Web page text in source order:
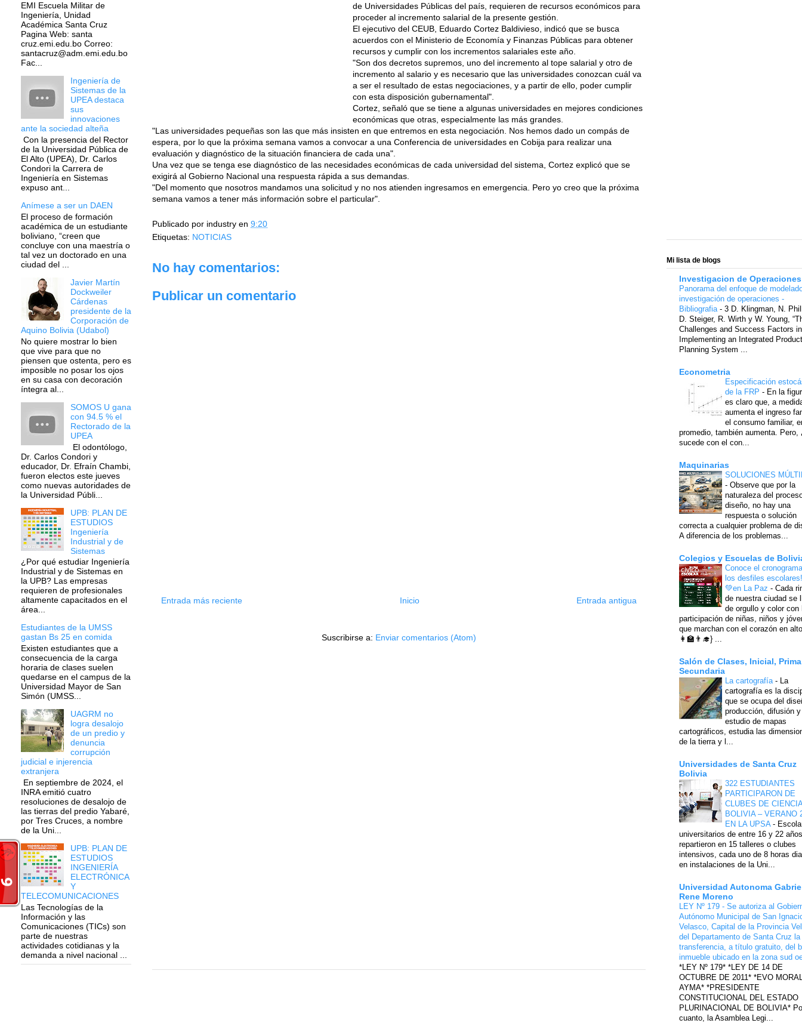
de Universidades Públicas del país, requieren de recursos económicos para
proceder al incremento salarial de la presente gestión.
El ejecutivo del CEUB, Eduardo Cortez Baldivieso, indicó que se busca
acuerdos con el Ministerio de Economía y Finanzas Públicas para obtener
recursos y cumplir con los incrementos salariales este año.
"Son dos decretos supremos, uno del incremento al tope salarial y otro de
incremento al salario y es necesario que las universidades conozcan cuál va
a ser el resultado de estas negociaciones, y a partir de ello, poder cumplir
con esta disposición gubernamental".
Cortez, señaló que se tiene a algunas universidades en mejores condiciones
económicas que otras, especialmente las más grandes.
"Las universidades pequeñas son las que más insisten en que entremos en esta negociación. Nos hemos dado un compás de
espera, por lo que la próxima semana vamos a convocar a una Conferencia de universidades en Cobija para realizar una
evaluación y diagnóstico de la situación financiera de cada una".
Una vez que se tenga ese diagnóstico de las necesidades económicas de cada universidad del sistema, Cortez explicó que se
exigirá al Gobierno Nacional una respuesta rápida a sus demandas.
"Del momento que nosotros mandamos una solicitud y no nos atienden ingresamos en emergencia. Pero yo creo que la próxima
semana vamos a tener más información sobre el particular".
Publicado por industry en 9:20
Etiquetas: NOTICIAS
No hay comentarios:
Publicar un comentario
Entrada más reciente Entrada antigua
Inicio
Suscribirse a: Enviar comentarios (Atom)
EMI Escuela Militar de
Ingeniería, Unidad
Académica Santa Cruz
Pagina Web: santa
cruz.emi.edu.bo Correo:
santacruz@adm.emi.edu.bo
Fac...
Ingeniería de
Sistemas de la
UPEA destaca
sus
innovaciones
ante la sociedad alteña
Con la presencia del Rector
de la Universidad Pública de
El Alto (UPEA), Dr. Carlos
Condori la Carrera de
Ingeniería en Sistemas
expuso ant...
Anímese a ser un DAEN
El proceso de formación
académica de un estudiante
boliviano, “creen que
concluye con una maestría o
tal vez un doctorado en una
ciudad del ...
Javier Martín
Dockweiler
Cárdenas
presidente de la
Corporación de
Aquino Bolivia (Udabol)
No quiere mostrar lo bien
que vive para que no
piensen que ostenta, pero es
imposible no posar los ojos
en su casa con decoración
íntegra al...
SOMOS U gana
con 94.5 % el
Rectorado de la
UPEA
El odontólogo,
Dr. Carlos Condori y
educador, Dr. Efraín Chambi,
fueron electos este jueves
como nuevas autoridades de
la Universidad Públi...
UPB: PLAN DE
ESTUDIOS
Ingeniería
Industrial y de
Sistemas
¿Por qué estudiar Ingeniería
Industrial y de Sistemas en
la UPB? Las empresas
requieren de profesionales
altamente capacitados en el
área...
Estudiantes de la UMSS
gastan Bs 25 en comida
Existen estudiantes que a
consecuencia de la carga
horaria de clases suelen
quedarse en el campus de la
Universidad Mayor de San
Simón (UMSS...
UAGRM no
logra desalojo
de un predio y
denuncia
corrupción
judicial e injerencia
extranjera
En septiembre de 2024, el
INRA emitió cuatro
resoluciones de desalojo de
las tierras del predio Yabaré,
por Tres Cruces, a nombre
de la Uni...
UPB: PLAN DE
ESTUDIOS
INGENIERÍA
ELECTRÓNICA
Y
TELECOMUNICACIONES
Las Tecnologías de la
Información y las
Comunicaciones (TICs) son
parte de nuestras
actividades cotidianas y la
demanda a nivel nacional ...
Mi lista de blogs
Investigacion de Operaciones
Panorama del enfoque de
investigación de operaciones -
Bibliografia - 3 D. Klingman, N.
D. Steiger, R. Wirth y W. Young,
Challenges and Success Factors in
Implementing an Integrated
Planning System ...
Econometria
Especificación
de la FRP - En la
es claro que, a
aumenta el ingreso
el consumo familiar,
promedio, también aumenta. Pero,
sucede con el con...
Maquinarias
SOLUCIONES
- Observe que por la
naturaleza del
diseño, no hay una
respuesta o solución
correcta a cualquier problema de
A diferencia de los problemas...
Colegios y Escuelas de
Conoce el
los desfiles
💚en La Paz - Cada
de nuestra ciudad se
de orgullo y color con
participación de niñas, niños y
que marchan con el corazón en
👩‍🏫👨‍🎓} ...
Salón de Clases, Inicial,
Secundaria
La cartografía -
La
cartografía es la
que se ocupa del
producción, difusión y
estudio de mapas
cartográficos, estudia las
de la tierra y l...
Universidades de Santa Cruz
Bolivia
322 ESTUDIANTES
PARTICIPARON DE
CLUBES DE CIENCIA
BOLIVIA – VERANO
EN LA UPSA -
universitarios de entre 16 y 22
repartieron en 15 talleres o clubes
intensivos, cada uno de 8 horas
en instalaciones de la Uni...
Universidad Autonoma
Rene Moreno
LEY Nº 179 - Se autoriza al
Autónomo Municipal de San
Velasco, Capital de la Provincia
del Departamento de Santa Cruz la
transferencia, a título gratuito, del
inmueble ubicado en la zona sud
*LEY Nº 179* *LEY DE 14 DE
OCTUBRE DE 2011* *EVO
AYMA* *PRESIDENTE
CONSTITUCIONAL DEL ESTADO
PLURINACIONAL DE BOLIVIA*
cuanto, la Asamblea Legi...